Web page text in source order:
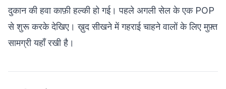
दुकान की हवा काफ़ी हल्की हो गई। पहले अगली सेल के एक POP
से शुरू करके देखिए। ख़ुद सीखने में गहराई चाहने वालों के लिए मुफ़्त
सामग्रीयहाँरखी है।